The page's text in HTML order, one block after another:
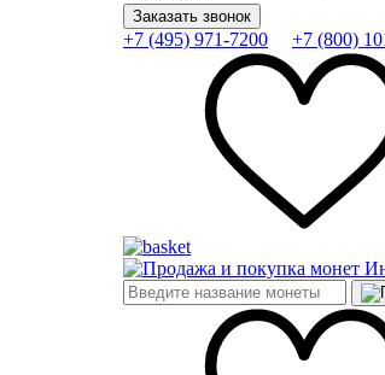
Заказать звонок
+7 (495) 971-7200 +7 (800)